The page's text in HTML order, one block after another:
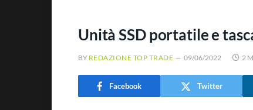
Unità SSD portatile e
BY REDAZIONE TOP TRADE 09/06/2022 2
Facebook Twitter